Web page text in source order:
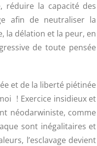
réduire la capacité des
afin de neutraliser la
la délation et la peur, en
de toute pensée
et de la liberté piétinée
! Exercice insidieux et
néodarwiniste, comme
sont inégalitaires et
l’esclavage devient